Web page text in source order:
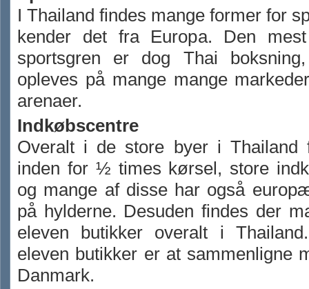
I Thailand findes mange former for
kender det fra Europa. Den
sportsgren er dog Thai
opleves på mange mange
arenaer.
Indkøbscentre
Overalt i de store byer i Thailand
inden for ½ times kørsel, store
og mange af disse har også
på hylderne. Desuden findes der
eleven butikker overalt i
eleven butikker er at sammenligne
Danmark.